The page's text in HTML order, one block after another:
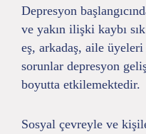
Depresyon
ve yakın ilişki kaybı
eş, arkadaş, aile
sorunlar depresyon
boyutta etkilemektedir.
Sosyal çevreyle ve